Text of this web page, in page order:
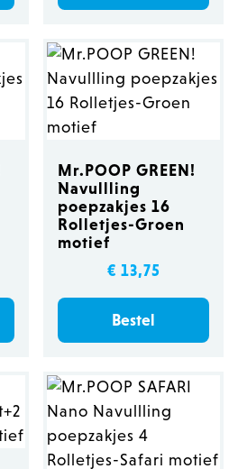
Mr.POOP GREEN!
Navullling
poepzakjes 16
Rolletjes-Groen
motief
€ 13,75
Bestel